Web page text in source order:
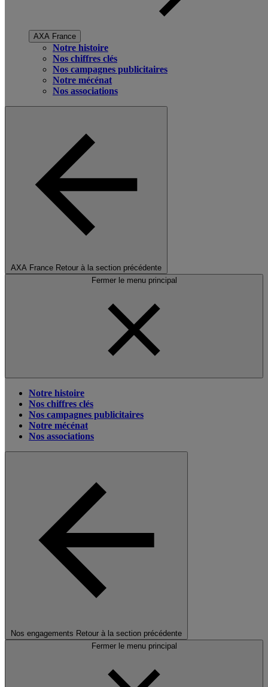
AXA France
Notre histoire
Nos chiffres clés
Nos campagnes publicitaires
Notre mécénat
Nos associations
AXA France Retour à la section précédente
Fermer le menu principal
Notre histoire
Nos chiffres clés
Nos campagnes publicitaires
Notre mécénat
Nos associations
Nos engagements Retour à la section précédente
Fermer le menu principal